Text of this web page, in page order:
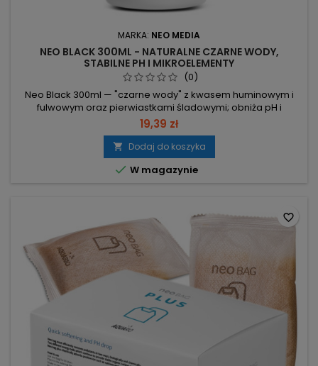
MARKA: NEO MEDIA
NEO BLACK 300ML - NATURALNE CZARNE WODY,
STABILNE PH I MIKROELEMENTY
(0)
Neo Black 300ml — "czarne wody" z kwasem huminowym i
fulwowym oraz pierwiastkami śladowymi; obniża pH i
wspiera rośliny oraz rozmnażanie ryb. 300 ml – pojemność
butelki. Dawkowanie: 2 nakrętki (1 nakrętka = 5 ml) na 40 l (10
ml/40 l) – stosuj do uzyskania pożądanego pH; płynu nie
można przedawkować, nie jest niebezpieczny dla stworzeń
wodnych. Kwas...
19,39 zł
 Dodaj do koszyka
 W magazynie
favorite_border